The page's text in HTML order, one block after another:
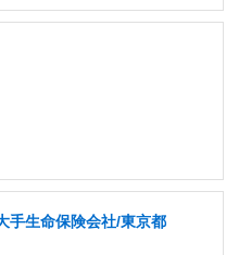
手生命保険会社/東京都